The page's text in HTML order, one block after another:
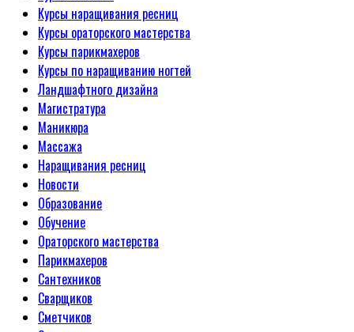
Курсы наращивания ресниц
Курсы ораторского мастерства
Курсы парикмахеров
Курсы по наращиванию ногтей
Ландшафтного дизайна
Магистратура
Маникюра
Массажа
Наращивания ресниц
Новости
Образование
Обучение
Ораторского мастерства
Парикмахеров
Сантехников
Сварщиков
Сметчиков